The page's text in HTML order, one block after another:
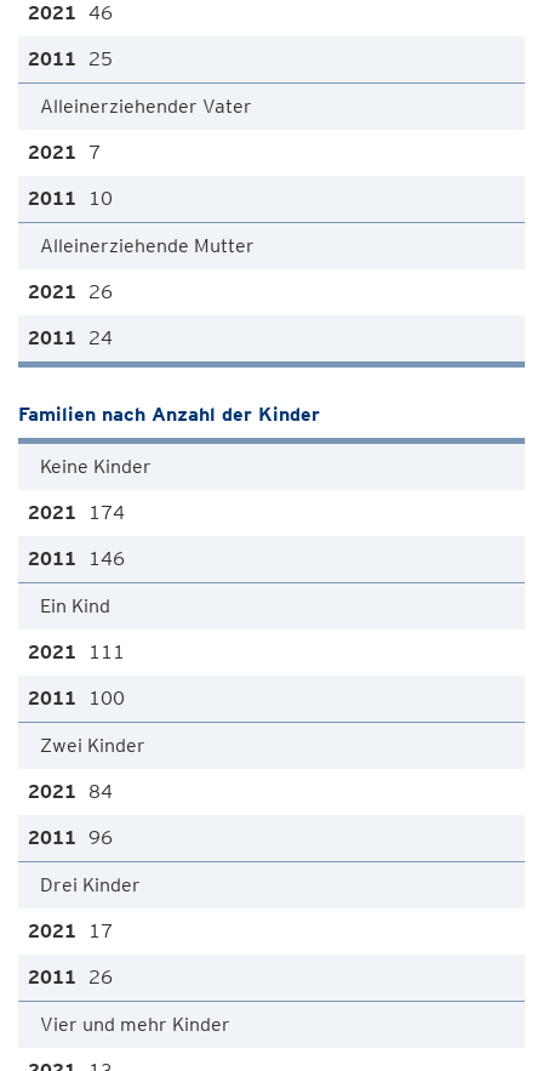
46
25
Alleinerziehender Vater
7
10
Alleinerziehende Mutter
26
24
Familien nach Anzahl der Kinder
Keine Kinder
174
146
Ein Kind
111
100
Zwei Kinder
84
96
Drei Kinder
17
26
Vier und mehr Kinder